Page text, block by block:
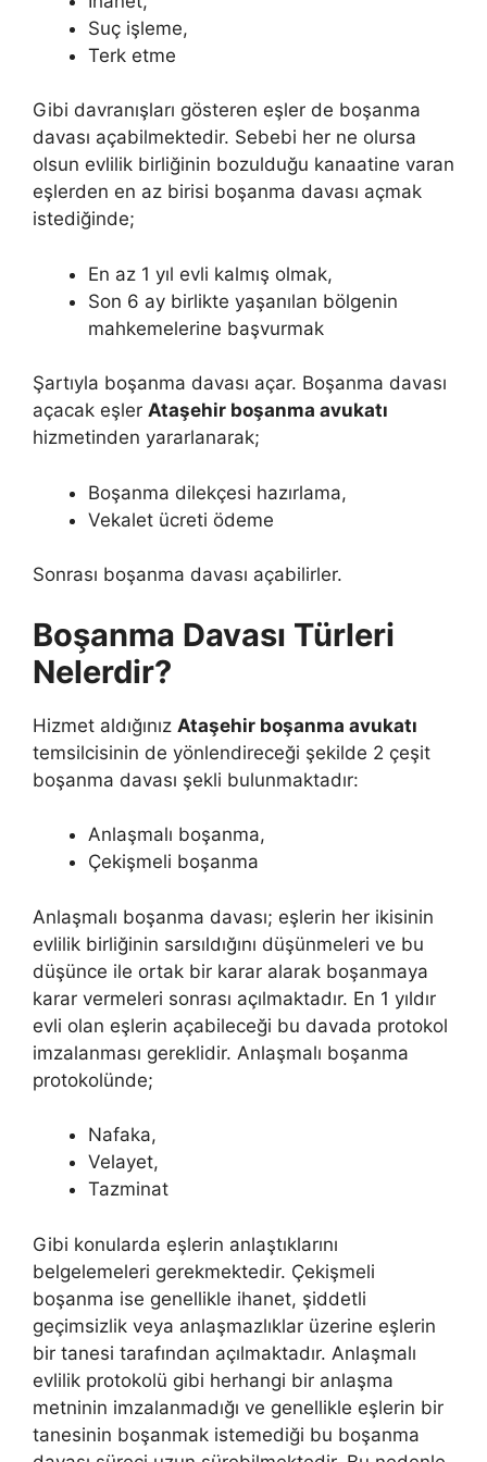
Suç işleme,
Terk etme
Gibi davranışları gösteren eşler de boşanma
davası açabilmektedir. Sebebi her ne olursa
olsun evlilik birliğinin bozulduğu kanaatine varan
eşlerden en az birisi boşanma davası açmak
istediğinde;
En az 1 yıl evli kalmış olmak,
Son 6 ay birlikte yaşanılan bölgenin
mahkemelerine başvurmak
Şartıyla boşanma davası açar. Boşanma davası
açacak eşler Ataşehir boşanma avukatı
hizmetinden yararlanarak;
Boşanma dilekçesi hazırlama,
Vekalet ücreti ödeme
Sonrası boşanma davası açabilirler.
Boşanma Davası Türleri
Nelerdir?
Hizmet aldığınız Ataşehir boşanma avukatı
temsilcisinin de yönlendireceği şekilde 2 çeşit
boşanma davası şekli bulunmaktadır:
Anlaşmalı boşanma,
Çekişmeli boşanma
Anlaşmalı boşanma davası; eşlerin her ikisinin
evlilik birliğinin sarsıldığını düşünmeleri ve bu
düşünce ile ortak bir karar alarak boşanmaya
karar vermeleri sonrası açılmaktadır. En 1 yıldır
evli olan eşlerin açabileceği bu davada protokol
imzalanması gereklidir. Anlaşmalı boşanma
protokolünde;
Nafaka,
Velayet,
Tazminat
Gibi konularda eşlerin anlaştıklarını
belgelemeleri gerekmektedir. Çekişmeli
boşanma ise genellikle ihanet, şiddetli
geçimsizlik veya anlaşmazlıklar üzerine eşlerin
bir tanesi tarafından açılmaktadır. Anlaşmalı
evlilik protokolü gibi herhangi bir anlaşma
metninin imzalanmadığı ve genellikle eşlerin bir
tanesinin boşanmak istemediği bu boşanma